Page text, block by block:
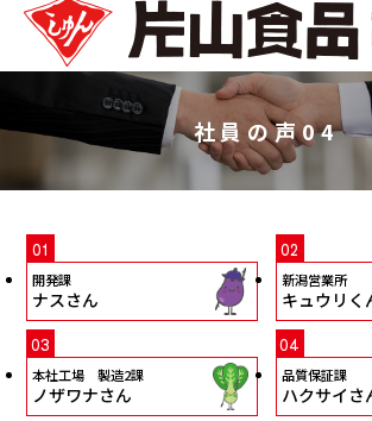
社員の声04
開発課
ナスさん
新潟営業所
キュウリく
本社工場 製造2課
ノザワナさん
品質保証課
ハクサイさ